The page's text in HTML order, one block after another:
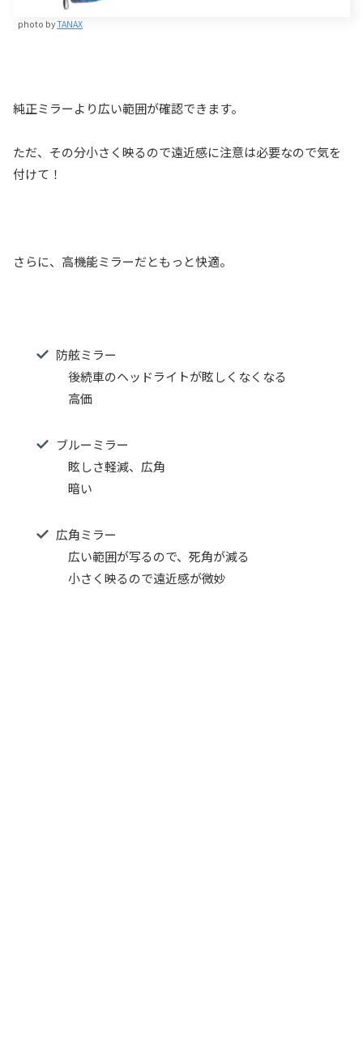
photo byTANAX
純正ミラーより広い範囲が確認できます。
ただ、その分小さく映るので遠近感に注意は必要なので気を
付けて！
さらに、高機能ミラーだともっと快適。
防舷ミラー
後続車のヘッドライトが眩しくなくなる
高価
ブルーミラー
眩しさ軽減、広角
暗い
広角ミラー
広い範囲が写るので、死角が減る
小さく映るので遠近感が微妙